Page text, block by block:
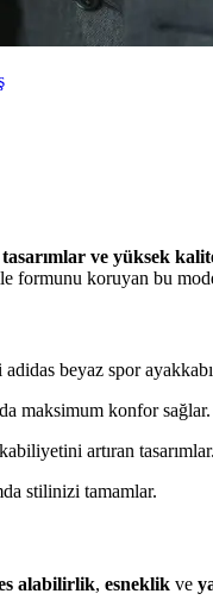
ve yüksek
formunu koruyan bu
beyaz spor
maksimum konfor sağlar.
artıran tasarımlar.
stilinizi tamamlar.
alabilirlik, esneklik ve